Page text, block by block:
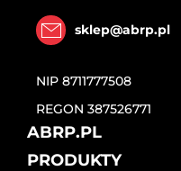
sklep@abrp.pl
NIP 8711777508
REGON 387526771
ABRP.PL
PRODUKTY